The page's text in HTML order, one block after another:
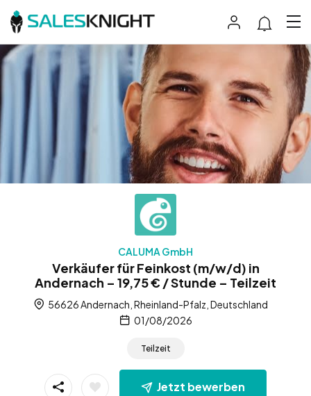
CALUMA GmbH
Verkäufer für Feinkost (m/w/d) in
Andernach – 19,75 € / Stunde – Teilzeit
56626 Andernach, Rheinland-Pfalz, Deutschland
01/08/2026
Teilzeit
Jetzt bewerben